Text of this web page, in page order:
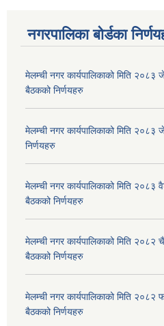
नगरपालिका बोर्डका
मेलम्ची नगर कार्यपालिकाको मिति २०८३
बैठकको निर्णयहरु
मेलम्ची नगर कार्यपालिकाको मिति
निर्णयहरु
मेलम्ची नगर कार्यपालिकाको मिति २०८३
बैठकको निर्णयहरु
मेलम्ची नगर कार्यपालिकाको मिति २०८२
बैठकको निर्णयहरु
मेलम्ची नगर कार्यपालिकाको मिति २०८२
बैठकको निर्णयहरु